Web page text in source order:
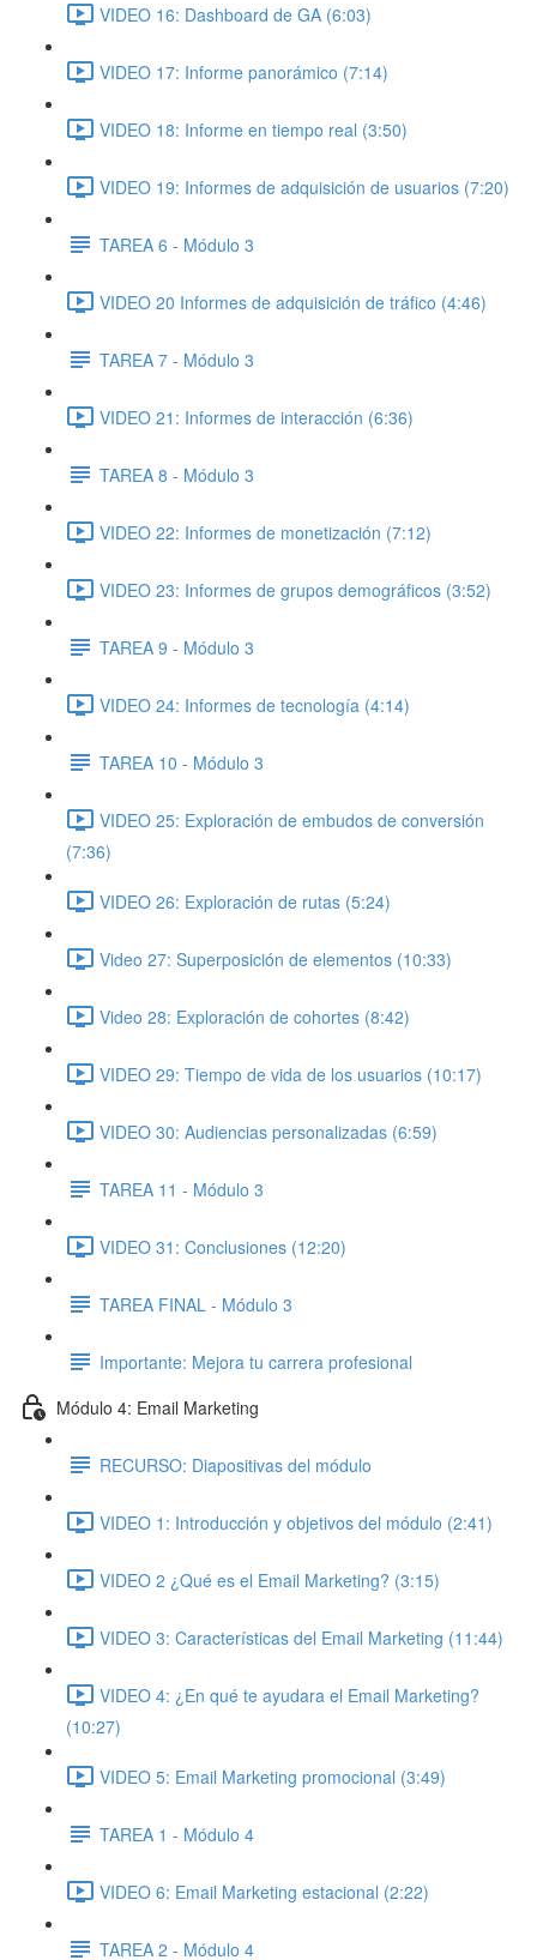
VIDEO 16: Dashboard de GA (6:03)
VIDEO 17: Informe panorámico (7:14)
VIDEO 18: Informe en tiempo real (3:50)
VIDEO 19: Informes de adquisición de usuarios (7:20)
TAREA 6 - Módulo 3
VIDEO 20 Informes de adquisición de tráfico (4:46)
TAREA 7 - Módulo 3
VIDEO 21: Informes de interacción (6:36)
TAREA 8 - Módulo 3
VIDEO 22: Informes de monetización (7:12)
VIDEO 23: Informes de grupos demográficos (3:52)
TAREA 9 - Módulo 3
VIDEO 24: Informes de tecnología (4:14)
TAREA 10 - Módulo 3
VIDEO 25: Exploración de embudos de conversión
(7:36)
VIDEO 26: Exploración de rutas (5:24)
Video 27: Superposición de elementos (10:33)
Video 28: Exploración de cohortes (8:42)
VIDEO 29: Tiempo de vida de los usuarios (10:17)
VIDEO 30: Audiencias personalizadas (6:59)
TAREA 11 - Módulo 3
VIDEO 31: Conclusiones (12:20)
TAREA FINAL - Módulo 3
Importante: Mejora tu carrera profesional
Módulo 4: Email Marketing
RECURSO: Diapositivas del módulo
VIDEO 1: Introducción y objetivos del módulo (2:41)
VIDEO 2 ¿Qué es el Email Marketing? (3:15)
VIDEO 3: Características del Email Marketing (11:44)
VIDEO 4: ¿En qué te ayudara el Email Marketing?
(10:27)
VIDEO 5: Email Marketing promocional (3:49)
TAREA 1 - Módulo 4
VIDEO 6: Email Marketing estacional (2:22)
TAREA 2 - Módulo 4